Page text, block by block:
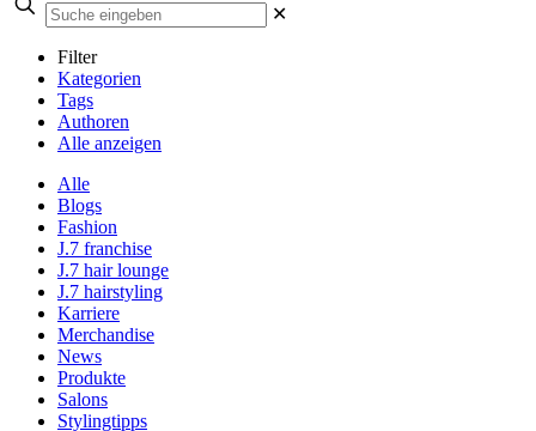
✕
Filter
Kategorien
Tags
Authoren
Alle anzeigen
Alle
Blogs
Fashion
J.7 franchise
J.7 hair lounge
J.7 hairstyling
Karriere
Merchandise
News
Produkte
Salons
Stylingtipps